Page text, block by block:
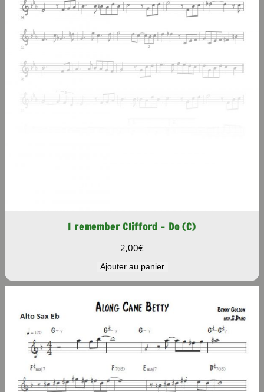
I remember Clifford – Do (C)
2,00€
Ajouter au panier